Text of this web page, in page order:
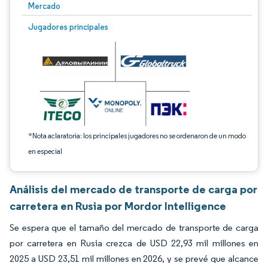
Mercado
Jugadores principales
*Nota aclaratoria: los principales jugadores no se ordenaron de un modo
en especial
Imagen © Mordor Intelligence. El uso requiere atribución según CC BY 4.0.
Análisis del mercado de transporte de carga por
carretera en Rusia por Mordor Intelligence
Se espera que el tamaño del mercado de transporte de carga
por carretera en Rusia crezca de USD 22,93 mil millones en
2025 a USD 23,51 mil millones en 2026, y se prevé que alcance